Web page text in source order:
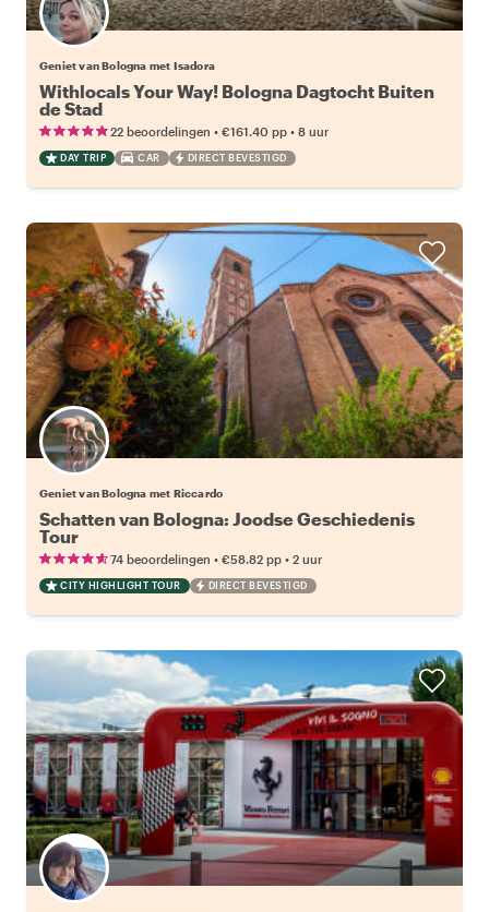
Geniet van Bologna met Isadora
Withlocals Your Way! Bologna Dagtocht Buiten
de Stad
22 beoordelingen • €161.40 pp • 8 uur
DAY TRIP CAR DIRECT BEVESTIGD
Geniet van Bologna met Riccardo
Schatten van Bologna: Joodse Geschiedenis
Tour
74 beoordelingen • €58.82 pp • 2 uur
CITY HIGHLIGHT TOUR DIRECT BEVESTIGD